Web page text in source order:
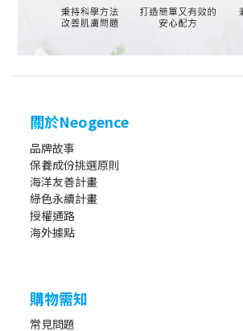
關於Neogence
品牌故事
保養成份挑選原則
海洋友善計畫
綠色永續計畫
授權通路
海外據點
購物需知
常見問題